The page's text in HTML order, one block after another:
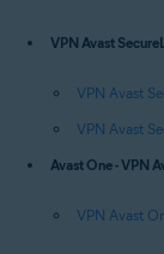
VPN Avast
VPN Avast
VPN Avast
Avast One - VPN
VPN Avast